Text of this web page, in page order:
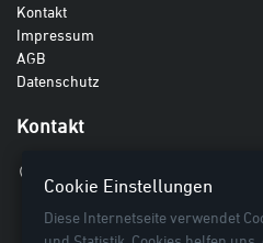
Kontakt
Impressum
AGB
Datenschutz
Kontakt
Cookie Einstellungen
Diese Internetseite verwendet